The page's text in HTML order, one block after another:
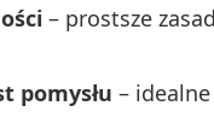
– prostsze
pomysłu –